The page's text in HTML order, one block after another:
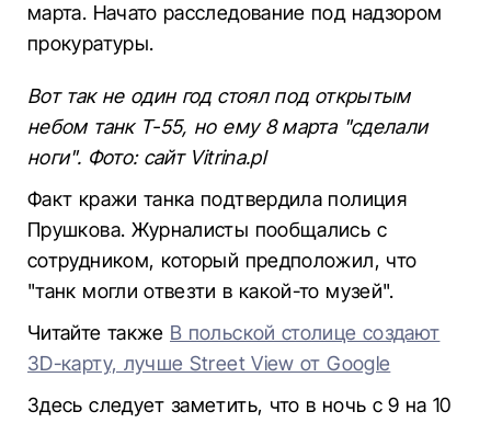
марта. Начато расследование под надзором
прокуратуры.
Вот так не один год стоял под открытым
небом танк Т-55, но ему 8 марта "сделали
ноги". Фото: сайт Vitrina.pl
Факт кражи танка подтвердила полиция
Прушкова. Журналисты пообщались с
сотрудником, который предположил, что
"танк могли отвезти в какой-то музей".
Читайте также В польской столице создают
3D-карту, лучше Street View от Google
Здесь следует заметить, что в ночь с 9 на 10